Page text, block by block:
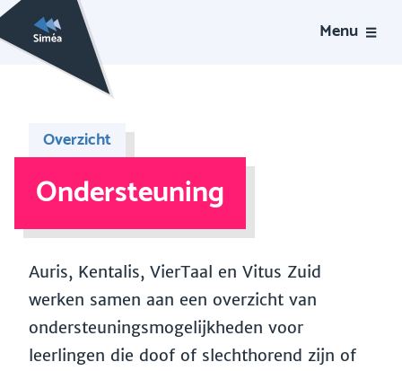
Menu
Overzicht
Ondersteuning
Auris, Kentalis, VierTaal en Vitus Zuid
werken samen aan een overzicht van
ondersteuningsmogelijkheden voor
leerlingen die doof of slechthorend zijn of